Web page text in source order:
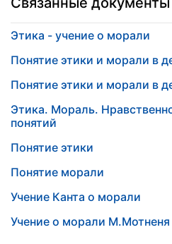
Этика - учение о морали
Понятие этики и морали в
Понятие этики и морали в
Этика. Мораль.
понятий
Понятие этики
Понятие морали
Учение Канта о морали
Учение о морали М.Мотненя